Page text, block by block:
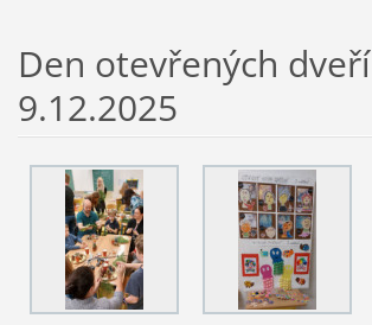
Den otevřených dveří
9.12.2025